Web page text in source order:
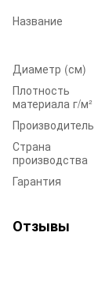
Название
Диаметр (см)
Плотность
материала г/м²
Производитель
Страна
производства
Гарантия
Отзывы